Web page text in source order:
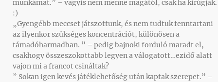
munkámat.” – vagyis nem menne magától, csak ha kirúgják.
:)
„Gyengébb meccset játszottunk, és nem tudtuk fenntartani
az ilyenkor szükséges koncentrációt, különösen a
támadóharmadban. ” – pedig bajnoki forduló maradt el,
csakhogy összeszokottabb legyen a válogatott…ezidő alatt
vajon mi a francot csináltak?
” Sokan igen kevés játéklehetőség után kaptak szerepet.” –